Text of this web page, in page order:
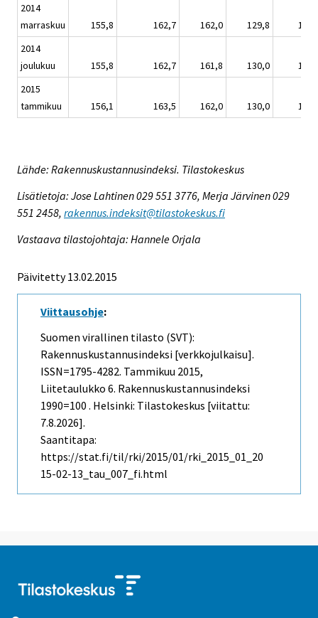
2014
marraskuu
155,8 162,7 162,0 129,8
2014
joulukuu
155,8 162,7 161,8 130,0
2015
tammikuu
156,1 163,5 162,0 130,0
Lähde: Rakennuskustannusindeksi. Tilastokeskus
Lisätietoja: Jose Lahtinen 029 551 3776, Merja Järvinen 029
551 2458, rakennus.indeksit@tilastokeskus.fi
Vastaava tilastojohtaja: Hannele Orjala
Päivitetty 13.02.2015
Viittausohje:
Suomen virallinen tilasto (SVT):
Rakennuskustannusindeksi [verkkojulkaisu].
ISSN=1795-4282. Tammikuu 2015,
Liitetaulukko 6. Rakennuskustannusindeksi
1990=100 . Helsinki: Tilastokeskus [viitattu:
7.8.2026].
Saantitapa:
https://stat.fi/til/rki/2015/01/rki_2015_01_20
15-02-13_tau_007_fi.html